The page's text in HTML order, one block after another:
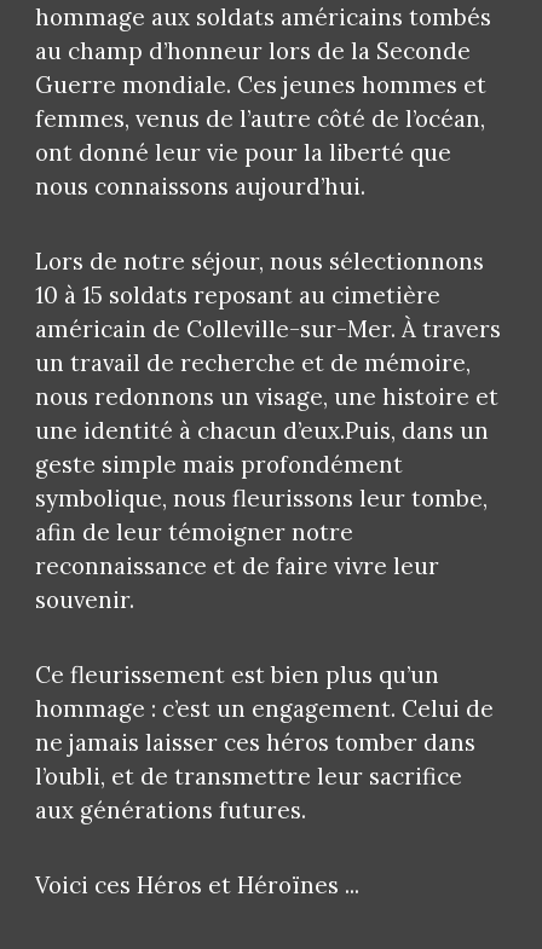
hommage aux soldats américains tombés
au champ d’honneur lors de la Seconde
Guerre mondiale. Ces jeunes hommes et
femmes, venus de l’autre côté de l’océan,
ont donné leur vie pour la liberté que
nous connaissons aujourd’hui.
Lors de notre séjour, nous sélectionnons
10 à 15 soldats reposant au cimetière
américain de Colleville-sur-Mer. À travers
un travail de recherche et de mémoire,
nous redonnons un visage, une histoire et
une identité à chacun d’eux.Puis, dans un
geste simple mais profondément
symbolique, nous fleurissons leur tombe,
afin de leur témoigner notre
reconnaissance et de faire vivre leur
souvenir.
Ce fleurissement est bien plus qu’un
hommage : c’est un engagement. Celui de
ne jamais laisser ces héros tomber dans
l’oubli, et de transmettre leur sacrifice
aux générations futures.
Voici ces Héros et Héroïnes ...